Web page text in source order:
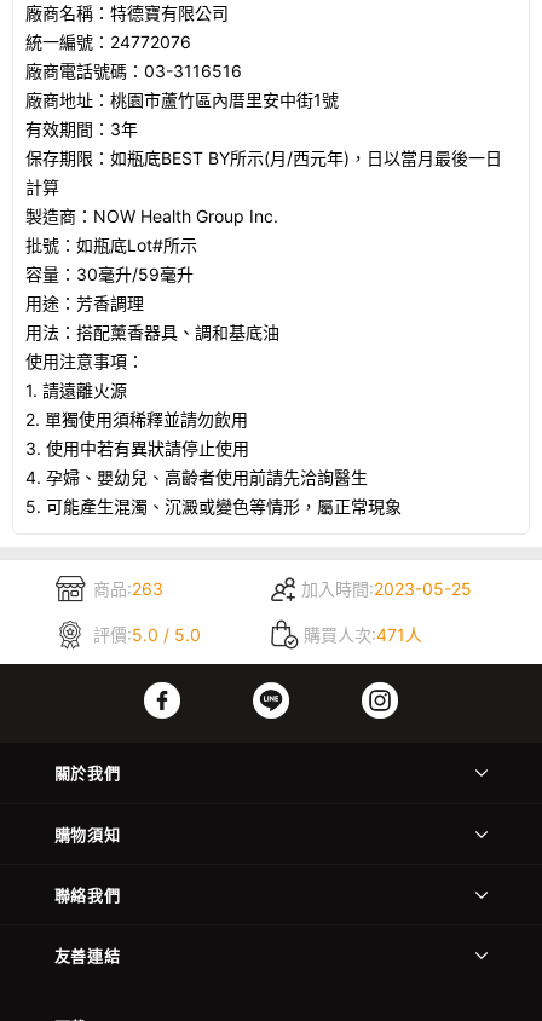
廠商名稱：特德寶有限公司
統一編號：24772076
廠商電話號碼：03-3116516
廠商地址：桃園市蘆竹區內厝里安中街1號
有效期間：3年
保存期限：如瓶底BEST BY所示(月/西元年)，日以當月最後一日
計算
製造商：NOW Health Group Inc.
批號：如瓶底Lot#所示
容量：30毫升/59毫升
用途：芳香調理
用法：搭配薰香器具、調和基底油
使用注意事項：
1. 請遠離火源
2. 單獨使用須稀釋並請勿飲用
3. 使用中若有異狀請停止使用
4. 孕婦、嬰幼兒、高齡者使用前請先洽詢醫生
5. 可能產生混濁、沉澱或變色等情形，屬正常現象
商品:263 加入時間:2023-05-25
評價:5.0 / 5.0 購買人次:471人
關於我們
購物須知
聯絡我們
友善連結